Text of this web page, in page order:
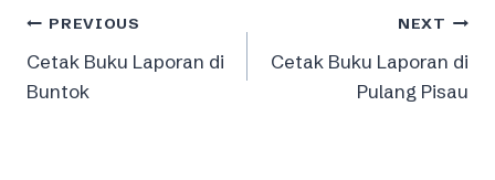
Post
navigation
PREVIOUS
Cetak Buku Laporan di
Buntok
NEXT
Cetak Buku Laporan di
Pulang Pisau